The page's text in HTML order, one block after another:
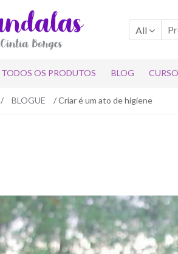
All
TODOS OS PRODUTOS BLOG
/ BLOGUE / Criar é um ato de higiene